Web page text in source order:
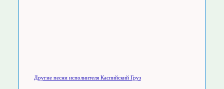
Другие песни исполнителя Каспийский Груз